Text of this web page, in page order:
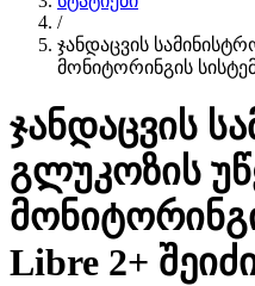
/
ჯანდაცვის
მონიტორინგის
ჯანდაცვის
გლუკოზის
Libre 2+